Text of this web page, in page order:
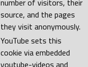
source, and the pages
they visit anonymously.
YouTube sets this
cookie via embedded
youtube-videos and